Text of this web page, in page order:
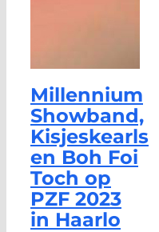
Millennium
Showband,
Kisjeskearls
en Boh Foi
Toch op
PZF 2023
in Haarlo